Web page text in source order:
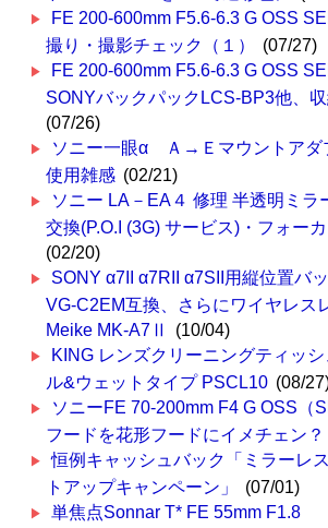
FE 200-600mm F5.6-6.3 G OSS
撮り・撮影チェック（１）
(07/27)
FE 200-600mm F5.6-6.3 G OSS
SONYバックパックLCS-BP3他、
(07/26)
ソニー一眼α Ａ→Ｅマウントア
使用雑感 (02/21)
ソニー LA－EA４ 修理 半透明ミラ
交換(P.O.I (3G) サービス)・フォー
(02/20)
SONY α7II α7RII α7SII用縦位置バ
VG-C2EM互換、さらにワイヤレス
Meike MK-A7Ⅱ
(10/04)
KING レンズクリーニングティッ
ル&ウェットタイプ PSCL10 (08/
ソニーFE 70-200mm F4 G OSS（
フードを花形フードにイメチェン？
恒例キャッシュバック「ミラーレ
トアップキャンペーン」
(07/01)
単焦点Sonnar T* FE 55mm F1.8